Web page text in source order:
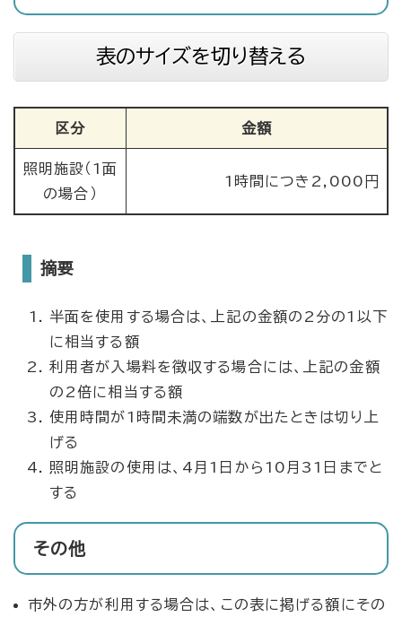
表のサイズを切り替える
区分 金額
照明施設（1面
の場合）
1時間につき2,000円
摘要
半面を使用する場合は、上記の金額の2分の1以下
に相当する額
利用者が入場料を徴収する場合には、上記の金額
の2倍に相当する額
使用時間が1時間未満の端数が出たときは切り上
げる
照明施設の使用は、4月1日から10月31日までと
する
その他
市外の方が利用する場合は、この表に掲げる額にその